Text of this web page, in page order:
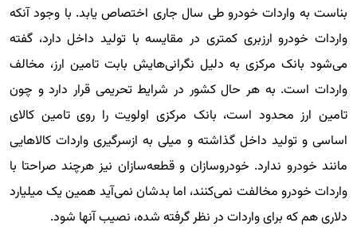
بناست به واردات خودرو طی سال جاری اختصاص یابد. با وجود آنکه
واردات خودرو ارزبری کمتری در مقایسه با تولید داخل دارد، گفته
می‌شود بانک مرکزی به دلیل نگرانی‌هایش بابت تامین ارز، مخالف
واردات است. به هر حال کشور در شرایط تحریمی قرار دارد و چون
تامین ارز محدود است، بانک مرکزی اولویت را روی تامین کالای
اساسی و تولید داخل گذاشته و میلی به ازسرگیری واردات کالاهایی
مانند خودرو ندارد. خودروسازان و قطعه‌سازان نیز هرچند صراحتا با
واردات خودرو مخالفت نمی‌کنند، اما بدشان نمی‌آید همین یک میلیارد
دلاری هم که برای واردات در نظر گرفته شده، نصیب آنها شود.